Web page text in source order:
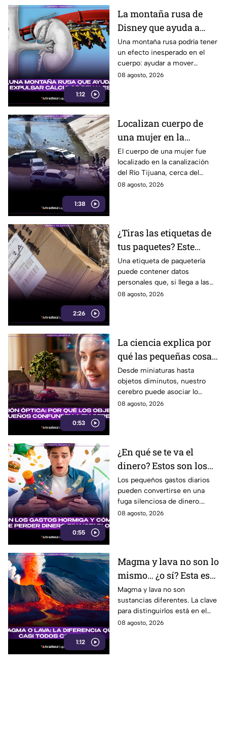
1:12
La montaña rusa de
Disney que ayuda a
expulsar cálculos
renales, según estudio
Una montaña rusa podría tener
un efecto inesperado en el
cuerpo: ayudar a mover
pequeños cálculos renales
08 agosto, 2026
1:38
Localizan cuerpo de
una mujer en la
canalización del Río
Tijuana; presentaba
quemaduras
El cuerpo de una mujer fue
localizado en la canalización
del Río Tijuana, cerca del
cruce fronterizo, durante la
08 agosto, 2026
2:26
¿Tiras las etiquetas de
tus paquetes? Este
pequeño descuido
podría ponerte en
riesgo en Tijuana
Una etiqueta de paquetería
puede contener datos
personales que, si llega a las
manos equivocadas, podrían
08 agosto, 2026
0:53
La ciencia explica por
qué las pequeñas cosas
nos parecen tan
adorables
Desde miniaturas hasta
objetos diminutos, nuestro
cerebro puede asociar lo
pequeño con ternura,
08 agosto, 2026
0:55
¿En qué se te va el
dinero? Estos son los
gastos hormiga que
pueden vaciar tu
bolsillo
Los pequeños gastos diarios
pueden convertirse en una
fuga silenciosa de dinero.
Identificar los llamados gastos
08 agosto, 2026
1:12
Magma y lava no son lo
mismo… ¿o sí? Esta es
la explicación
Magma y lava no son
sustancias diferentes. La clave
para distinguirlos está en el
lugar donde se encuentra el
08 agosto, 2026